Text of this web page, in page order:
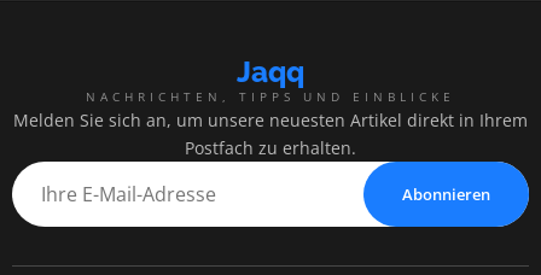
Jaqq
NACHRICHTEN, TIPPS UND EINBLICKE
Melden Sie sich an, um unsere neuesten Artikel direkt in Ihrem
Postfach zu erhalten.
Abonnieren